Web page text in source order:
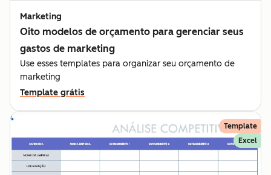
Marketing
Oito modelos de orçamento para gerenciar seus
gastos de marketing
Use esses templates para organizar seu orçamento de
marketing
Template grátis
Template
Excel